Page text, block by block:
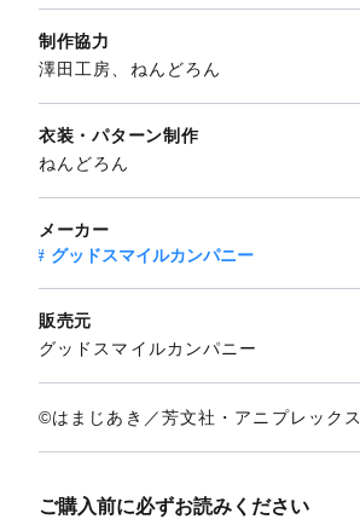
制作協力
澤田工房、ねんどろん
衣装・パターン制作
ねんどろん
メーカー
グッドスマイルカンパニー
販売元
グッドスマイルカンパニー
©はまじあき／芳文社・アニプレックス
ご購入前に必ずお読みください